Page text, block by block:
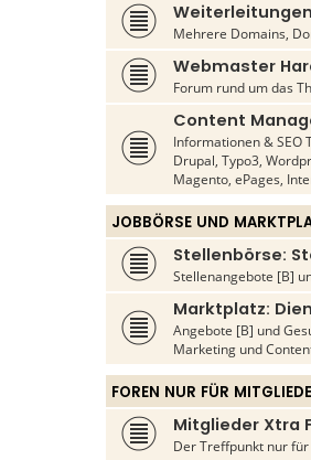
Mehrere Domains,
Webmaster
Forum rund um das
Content
Informationen & SEO
Drupal, Typo3,
Magento, ePages,
JOBBÖRSE UND
Stellenbörse:
Stellenangebote [B]
Marktplatz:
Angebote [B] und
Marketing und
FOREN NUR FÜR
Mitglieder Xtra
Der Treffpunkt nur